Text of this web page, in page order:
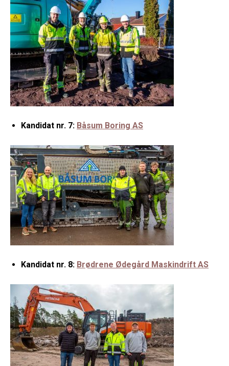
Kandidat nr. 7: Båsum Boring AS
Kandidat nr. 8: Brødrene Ødegård Maskindrift AS